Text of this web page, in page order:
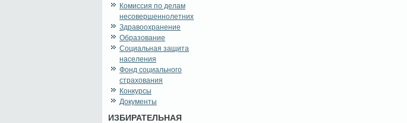
Комиссия по делам
несовершеннолетних
Здравоохранение
Образование
Социальная защита
населения
Фонд социального
страхования
Конкурсы
Документы
ИЗБИРАТЕЛЬНАЯ